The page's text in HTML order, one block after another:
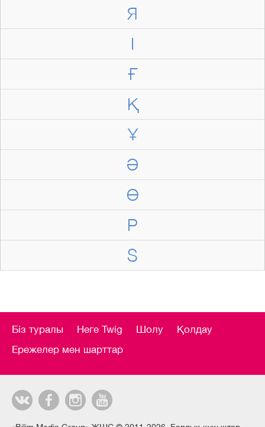
Я
І
Ғ
Қ
Ұ
Ә
Ө
P
S
Біз туралы Неге Twig Шолу
Қолдау
Ережелер мен шарттар